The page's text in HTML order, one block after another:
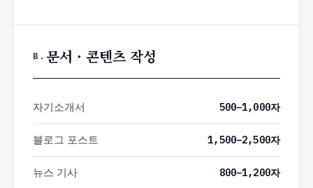
B. 문서 · 콘텐츠 작성
자기소개서 500–1,000자
블로그 포스트 1,500–2,500자
뉴스 기사 800–1,200자